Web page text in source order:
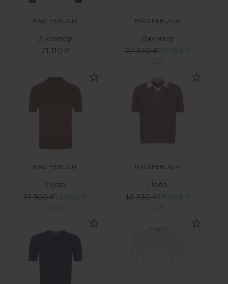
RADI PERUGIA
Джемпер
21 110 ₽
RADI PERUGIA
Джемпер
27 830 ₽22 264 ₽
-20%
RADI PERUGIA
Поло
17 100 ₽13 680 ₽
-20%
RADI PERUGIA
Поло
18 730 ₽14 984 ₽
-20%